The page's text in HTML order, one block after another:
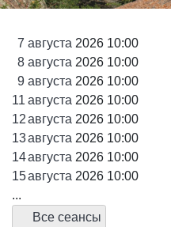
7 августа 2026 10:00
8 августа 2026 10:00
9 августа 2026 10:00
11 августа 2026 10:00
12августа 2026 10:00
13августа 2026 10:00
14августа 2026 10:00
15августа 2026 10:00
...
Все сеансы